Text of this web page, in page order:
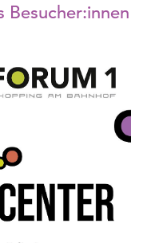
Besucher:innen